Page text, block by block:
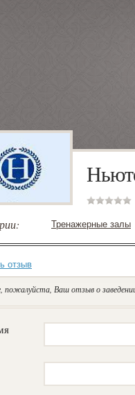
Тренажерные залы
отзыв
пожалуйста, Ваш отзыв о